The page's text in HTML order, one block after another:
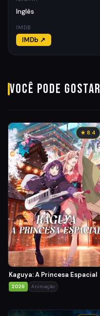
Inglês
IMDB
IMDb ↗
Você pode gostar
★ 8.4
Kaguya: A Princesa Espacial
2026 Animação